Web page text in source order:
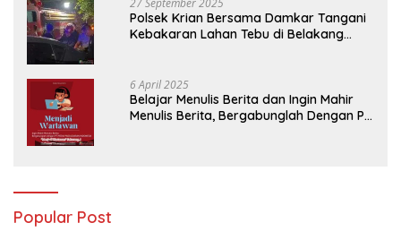
27 September 2025
Polsek Krian Bersama Damkar Tangani
Kebakaran Lahan Tebu di Belakang
6 April 2025
Belajar Menulis Berita dan Ingin Mahir
Menulis Berita, Bergabunglah Dengan PT
Popular Post